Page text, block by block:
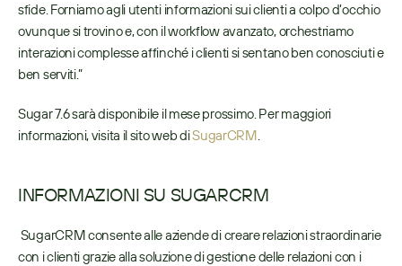
sfide. Forniamo agli utenti informazioni sui clienti a colpo d’occhio
ovunque si trovino e, con il workflow avanzato, orchestriamo
interazioni complesse affinché i clienti si sentano ben conosciuti e
ben serviti.”
Sugar 7.6 sarà disponibile il mese prossimo. Per maggiori
informazioni, visita il sito web di SugarCRM.
INFORMAZIONI SU SUGARCRM
con i clienti grazie alla soluzione di gestione delle relazioni con i